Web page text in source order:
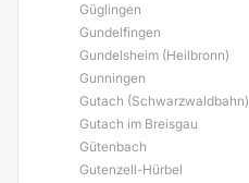
Güglingen
Gundelfingen
Gundelsheim (Heilbronn)
Gunningen
Gutach (Schwarzwaldbahn)
Gutach im Breisgau
Gütenbach
Gutenzell-Hürbel